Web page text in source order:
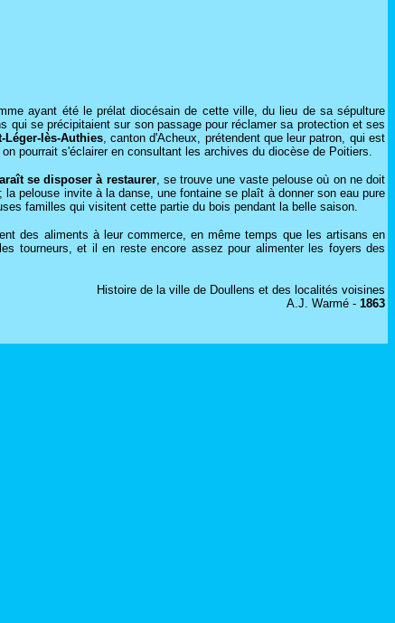
ayant été le prélat diocésain de cette ville, du lieu de sa sépulture
se précipitaient sur son passage pour réclamer sa protection et ses
Léger-lès-Authies, canton d'Acheux, prétendent que leur patron, qui est
pourrait s'éclairer en consultant les archives du diocèse de Poitiers.
se disposer à restaurer, se trouve une vaste pelouse où on ne doit
pelouse invite à la danse, une fontaine se plaît à donner son eau pure
familles qui visitent cette partie du bois pendant la belle saison.
des aliments à leur commerce, en même temps que les artisans en
tourneurs, et il en reste encore assez pour alimenter les foyers des
Histoire de la ville de Doullens et des localités voisines
A.J. Warmé - 1863